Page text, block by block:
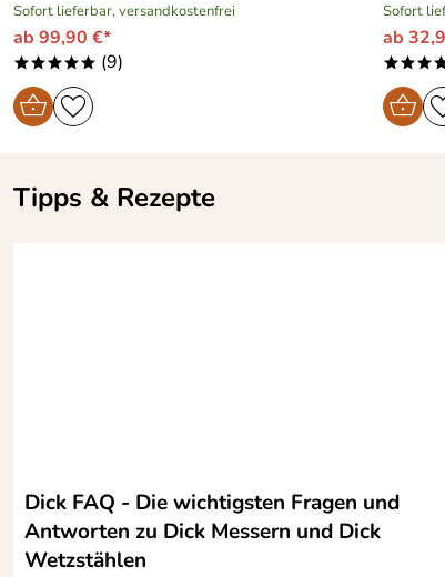
Sofort lieferbar, versandkostenfrei
ab 99,90 €*
***** (9)
Sofort
ab
Tipps & Rezepte
Dick FAQ - Die wichtigsten Fragen und
Antworten zu Dick Messern und Dick
Wetzstählen